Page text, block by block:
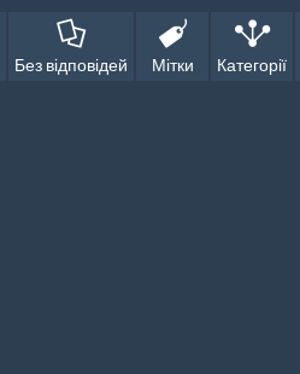
Без відповідей Мітки Категорії